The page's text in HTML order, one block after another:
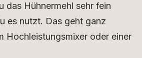
das Hühnermehl sehr fein
es nutzt. Das geht ganz
Hochleistungsmixer oder einer